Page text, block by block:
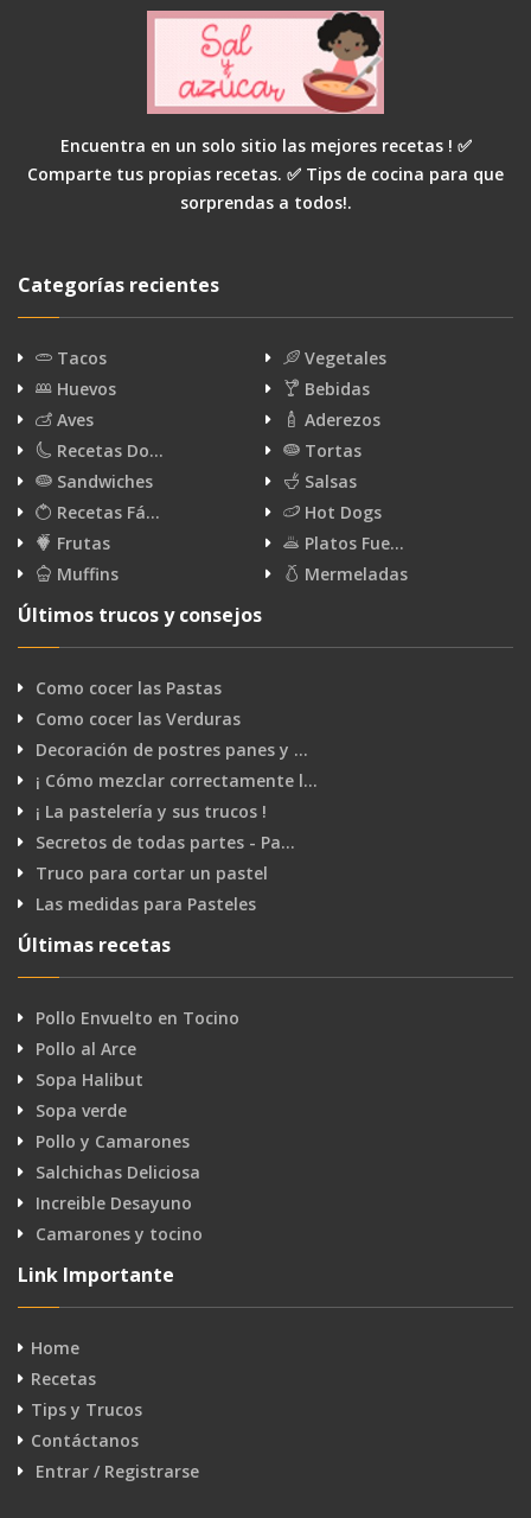
Encuentra en un solo sitio las mejores recetas ! ✅
Comparte tus propias recetas. ✅ Tips de cocina para que
sorprendas a todos!.
Categorías recientes
Tacos
Vegetales
Huevos
Bebidas
Aves
Aderezos
Recetas Do…
Tortas
Sandwiches
Salsas
Recetas Fá…
Hot Dogs
Frutas
Platos Fue…
Muffins
Mermeladas
Últimos trucos y consejos
Como cocer las Pastas
Como cocer las Verduras
Decoración de postres panes y …
¡ Cómo mezclar correctamente l…
¡ La pastelería y sus trucos !
Secretos de todas partes - Pa…
Truco para cortar un pastel
Las medidas para Pasteles
Últimas recetas
Pollo Envuelto en Tocino
Pollo al Arce
Sopa Halibut
Sopa verde
Pollo y Camarones
Salchichas Deliciosa
Increible Desayuno
Camarones y tocino
Link Importante
Home
Recetas
Tips y Trucos
Contáctanos
Entrar / Registrarse